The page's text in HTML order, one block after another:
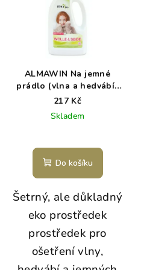
ALMAWIN Na jemné
prádlo (vlna a hedvábí)
750 ml
217 Kč
Skladem
Do košíku
Šetrný, ale důkladný
eko prostředek
prostředek pro
ošetření vlny,